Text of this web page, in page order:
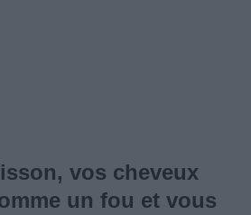
vos cheveux
un fou et vous